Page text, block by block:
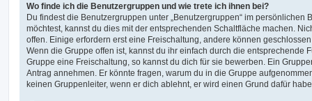
Wo finde ich die Benutzergruppen und wie trete ich ihnen bei?
Du findest die Benutzergruppen unter „Benutzergruppen“ im persönlichen
möchtest, kannst du dies mit der entsprechenden Schaltfläche machen.
offen. Einige erfordern erst eine Freischaltung, andere können
Wenn die Gruppe offen ist, kannst du ihr einfach durch die entsprechende
Gruppe eine Freischaltung, so kannst du dich für sie bewerben. Ein
Antrag annehmen. Er könnte fragen, warum du in die Gruppe
keinen Gruppenleiter, wenn er dich ablehnt, er wird einen Grund dafür